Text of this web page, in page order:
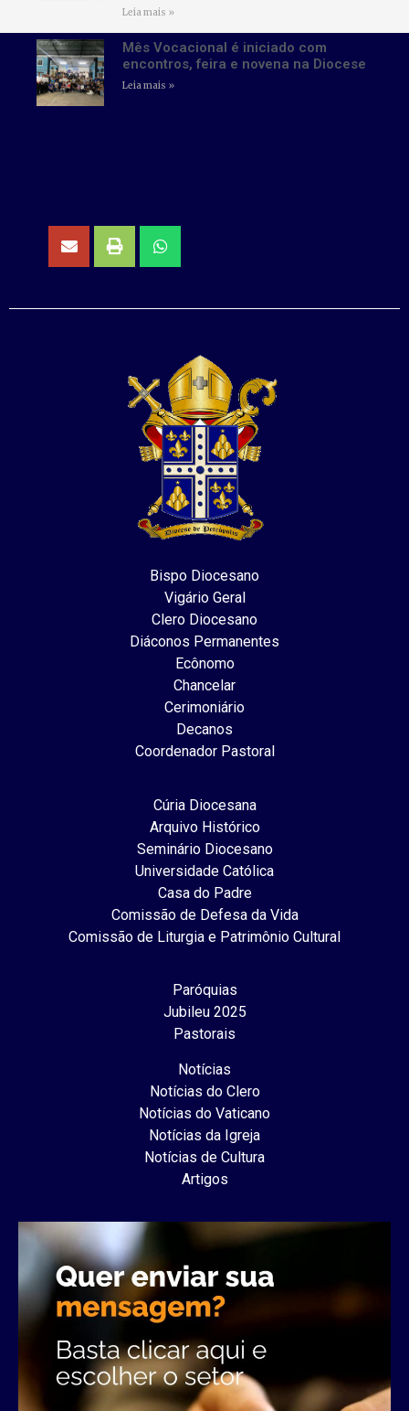
Leia mais »
Mês Vocacional é iniciado com
encontros, feira e novena na Diocese
Leia mais »
Bispo Diocesano
Vigário Geral
Clero Diocesano
Diáconos Permanentes
Ecônomo
Chancelar
Cerimoniário
Decanos
Coordenador Pastoral
Cúria Diocesana
Arquivo Histórico
Seminário Diocesano
Universidade Católica
Casa do Padre
Comissão de Defesa da Vida
Comissão de Liturgia e Patrimônio Cultural
Paróquias
Jubileu 2025
Pastorais
Notícias
Notícias do Clero
Notícias do Vaticano
Notícias da Igreja
Notícias de Cultura
Artigos